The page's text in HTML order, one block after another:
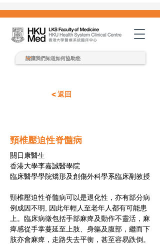
< 返回
頸椎壓迫性脊髓病
關日康醫生
香港大學李嘉誠醫學院
臨床醫學學院矯形及創傷外科學系臨床副教授
頸椎壓迫性脊髓病可以是退化性，亦有部分病
例成因不明, 因此年輕人至老年人都有可能患
上。臨床病徵包括手部麻痺及動作不靈活，麻
痺感從手掌蔓延至上肢、身軀及腹部，繼而下
肢亦會麻痺，走路失去平衡，甚至容易跌倒。